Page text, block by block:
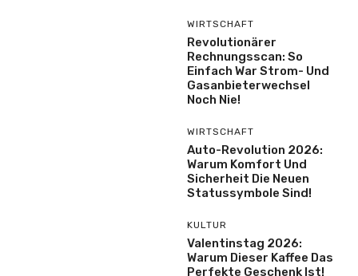
WIRTSCHAFT
Revolutionärer
Rechnungsscan: So
Einfach War Strom- Und
Gasanbieterwechsel
Noch Nie!
WIRTSCHAFT
Auto-Revolution 2026:
Warum Komfort Und
Sicherheit Die Neuen
Statussymbole Sind!
KULTUR
Valentinstag 2026:
Warum Dieser Kaffee Das
Perfekte Geschenk Ist!